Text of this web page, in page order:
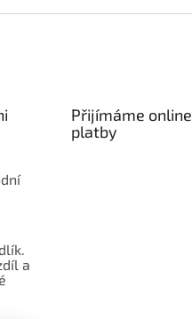
a
Přijímáme online
platby